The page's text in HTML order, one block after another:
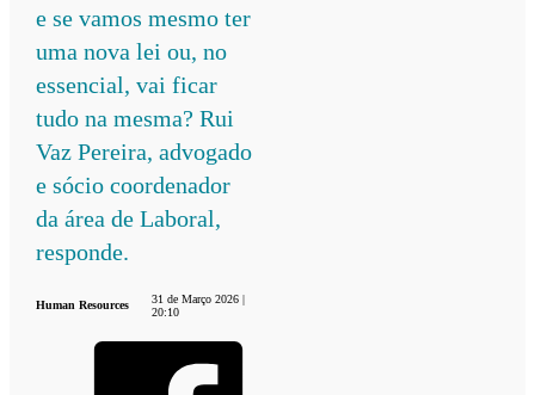
e se vamos mesmo ter
uma nova lei ou, no
essencial, vai ficar
tudo na mesma? Rui
Vaz Pereira, advogado
e sócio coordenador
da área de Laboral,
responde.
Human Resources
31 de Março 2026 |
20:10